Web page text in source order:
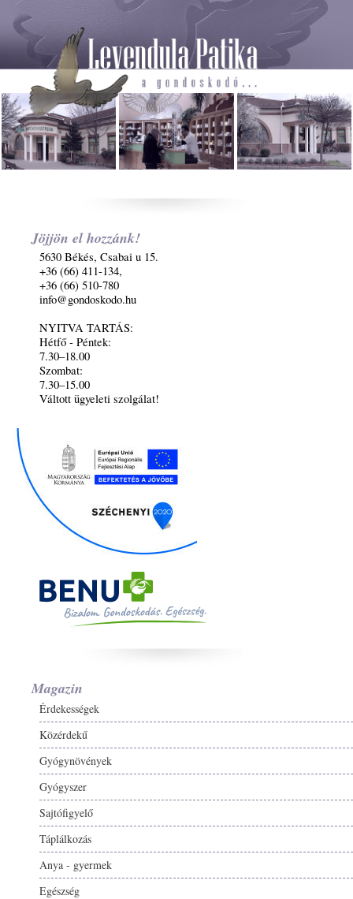
Jöjjön el hozzánk!
5630 Békés, Csabai u 15.
+36 (66) 411-134,
+36 (66) 510-780
info@gondoskodo.hu
NYITVA TARTÁS:
Hétfő - Péntek:
7.30–18.00
Szombat:
7.30–15.00
Váltott ügyeleti szolgálat!
Magazin
Érdekességek
Közérdekű
Gyógynövények
Gyógyszer
Sajtófigyelő
Táplálkozás
Anya - gyermek
Egészség